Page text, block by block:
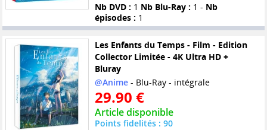
Nb DVD : 1 Nb Blu-Ray : 1 - Nb
épisodes : 1
Les Enfants du Temps - Film - Edition
Collector Limitée - 4K Ultra HD +
Bluray
@Anime- Blu-Ray - intégrale
29.90 €
Article disponible
Points fidelités : 90